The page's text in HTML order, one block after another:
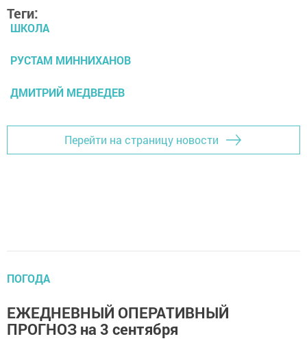
Теги:
ШКОЛА
РУСТАМ МИННИХАНОВ
ДМИТРИЙ МЕДВЕДЕВ
Перейти на страницу новости
ПОГОДА
ЕЖЕДНЕВНЫЙ ОПЕРАТИВНЫЙ
ПРОГНОЗ на 3 сентября